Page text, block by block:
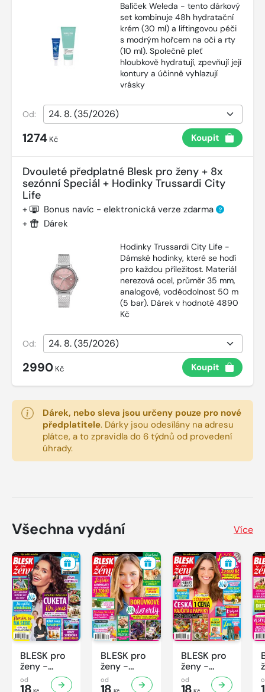
Balíček Weleda - tento dárkový
set kombinuje 48h hydratační
krém (30 ml) a liftingovou péči
s modrým hořcem na oči a rty
(10 ml). Společně pleť
hloubkově hydratují, zpevňují její
kontury a účinně vyhlazují
vrásky
Od:
1274 Kč Koupit
Dvouleté předplatné Blesk pro ženy + 8x
sezónní Speciál + Hodinky Trussardi City
Life
+ Bonus navíc - elektronická verze zdarma ?
+ Dárek
Hodinky Trussardi City Life -
Dámské hodinky, které se hodí
pro každou příležitost. Materiál
nerezová ocel, průměr 35 mm,
analogové, voděodolnost 50 m
(5 bar). Dárek v hodnotě 4890
Kč
Od:
2990 Kč Koupit
Dárek, nebo sleva jsou určeny pouze pro nové
předplatitele. Dárky jsou odesílány na adresu
plátce, a to zpravidla do 6 týdnů od provedení
úhrady.
Všechna vydání Více
BLESK pro
ženy -
32/2026
od
18
BLESK pro
ženy -
31/2026
od
18
BLESK pro
ženy -
30/2026
od
18